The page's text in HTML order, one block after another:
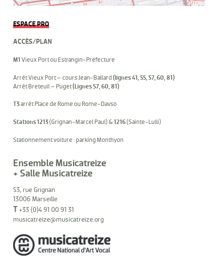
ESPACE PRO
ACCÈS/PLAN
M1 Vieux Port ou Estrangin-Préfecture
Arrêt Vieux Port – cours Jean-Ballard (lignes 41, 55, 57, 60, 81)
Arrêt Breteuil – Puget(Lignes 57, 60, 81)
T3arrêt Place de Rome ou Rome-Davso
Stations 1213(Grignan-Marcel Paul) & 1216(Sainte-Lulli)
Stationnement voiture : parking Monthyon
Ensemble Musicatreize
+ Salle Musicatreize
53, rue Grignan
13006 Marseille
T+33 (0)4 91 00 91 31
musicatreize@musicatreize.org